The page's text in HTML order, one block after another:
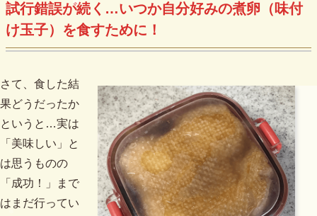
試行錯誤が続く…いつか自分好みの煮卵（味付
け玉子）を食すために！
さて、食した結
果どうだったか
というと…実は
「美味しい」と
は思うものの
「成功！」まで
はまだ行ってい